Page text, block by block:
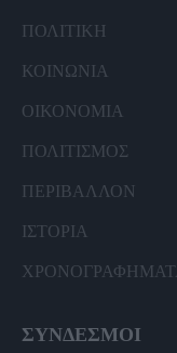
ΠΟΛΙΤΙΚΗ
ΚΟΙΝΩΝΙΑ
ΟΙΚΟΝΟΜΙΑ
ΠΟΛΙΤΙΣΜΟΣ
ΠΕΡΙΒΑΛΛΟΝ
ΙΣΤΟΡΙΑ
ΣΥΝΔΕΣΜΟΙ